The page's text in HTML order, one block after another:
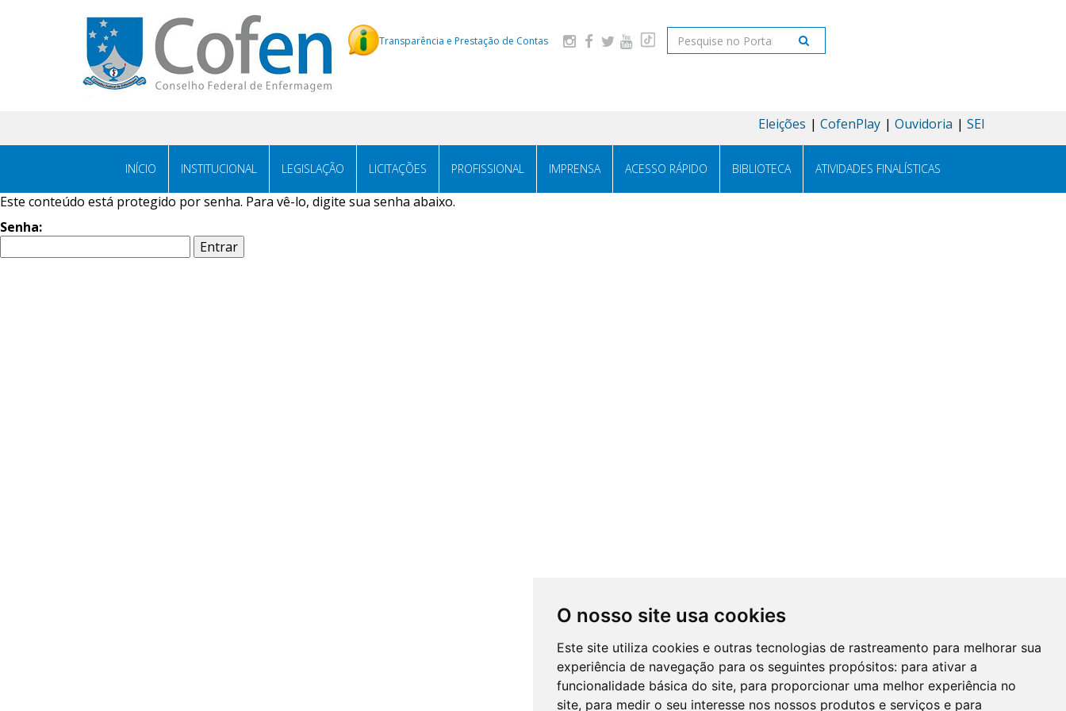
O nosso site usa cookies
Este site utiliza cookies e outras tecnologias de rastreamento para melhorar sua
experiência de navegação para os seguintes propósitos: para ativar a
funcionalidade básica do site, para proporcionar uma melhor experiência no
site, para medir o seu interesse nos nossos produtos e serviços e para
Transparência e Prestação de Contas
Eleições CofenPlay Ouvidoria SEI
INÍCIO INSTITUCIONAL LEGISLAÇÃO LICITAÇÕES PROFISSIONAL IMPRENSA ACESSO RÁPIDO BIBLIOTECA ATIVIDADES FINALÍSTICAS
Este conteúdo está protegido por senha. Para vê-lo, digite sua senha abaixo.
Senha: